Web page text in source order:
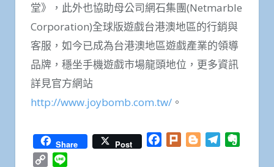
堂》，此外也協助母公司網石集團(Netmarble
Corporation)全球版遊戲台港澳地區的行銷與
客服，如今已成為台港澳地區遊戲產業的領導
品牌，穩坐手機遊戲市場龍頭地位，更多資訊
詳見官方網站
http://www.joybomb.com.tw/ 。
Share Post Facebook
Plurk BloggerTelegram
Copy